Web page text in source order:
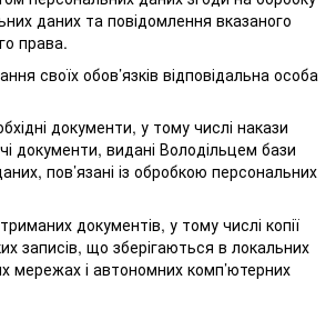
даних та повідомлення вказаного
права.
своїх обов’язків відповідальна особа
документи, у тому числі накази
документи, видані Володільцем бази
пов’язані із обробкою персональних
документів, у тому числі копії
записів, що зберігаються в локальних
мережах і автономних комп’ютерних